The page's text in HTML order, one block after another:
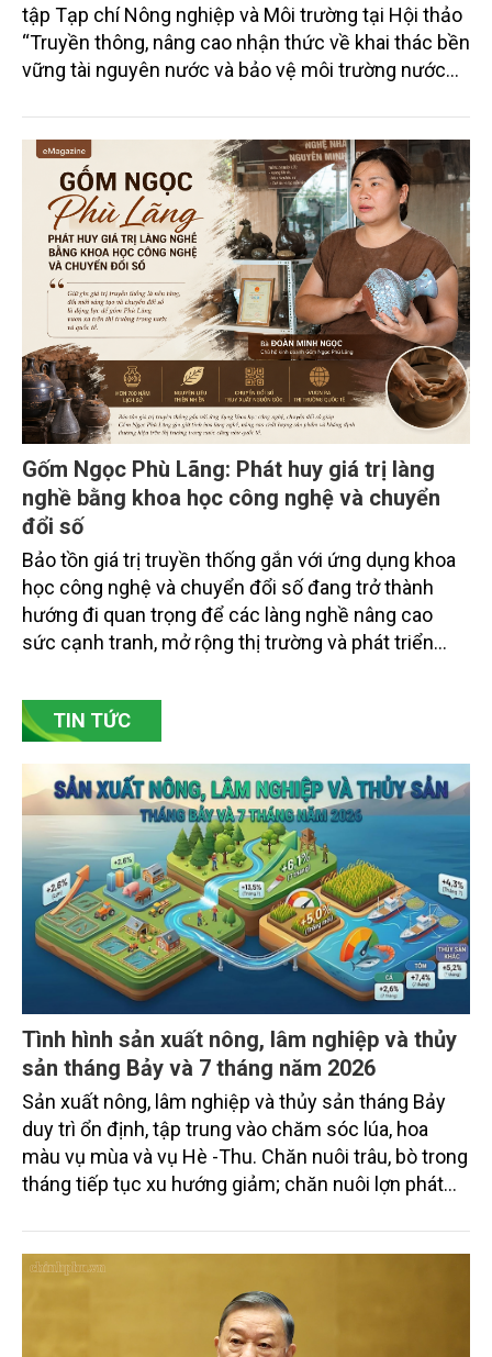
tập Tạp chí Nông nghiệp và Môi trường tại Hội thảo
“Truyền thông, nâng cao nhận thức về khai thác bền
vững tài nguyên nước và bảo vệ môi trường nước
trường phối hợp với Sở Nông nghiệp và Môi trường
tỉnh Lai Châu tổ chức ngày 10/7/2026. Hội thảo thu
hút sự tham gia của hơn 100 đại biểu là lãnh đạo
các đơn vị thuộc Bộ Nông nghiệp và Môi trường,
chuyên gia, nhà khoa học, Sở Nông nghiệp và Môi
trường tỉnh Lai Châu và đại diện các cơ quan đơn vị
doanh nghiệp ở các tỉnh miền núi phía Bắc.
Gốm Ngọc Phù Lãng: Phát huy giá trị làng
nghề bằng khoa học công nghệ và chuyển
đổi số
Bảo tồn giá trị truyền thống gắn với ứng dụng khoa
học công nghệ và chuyển đổi số đang trở thành
hướng đi quan trọng để các làng nghề nâng cao
sức cạnh tranh, mở rộng thị trường và phát triển
Bắc Ninh, nhiều nghệ nhân và cơ sở sản xuất đã
chủ động đổi mới tư duy, đầu tư công nghệ, xây
TIN TỨC
Tình hình sản xuất nông, lâm nghiệp và thủy
sản tháng Bảy và 7 tháng năm 2026
Sản xuất nông, lâm nghiệp và thủy sản tháng Bảy
duy trì ổn định, tập trung vào chăm sóc lúa, hoa
màu vụ mùa và vụ Hè -Thu. Chăn nuôi trâu, bò trong
tháng tiếp tục xu hướng giảm; chăn nuôi lợn phát
trưởng khá. Diện tích rừng trồng mới và sản lượng
thủy sản đều tăng nhẹ.